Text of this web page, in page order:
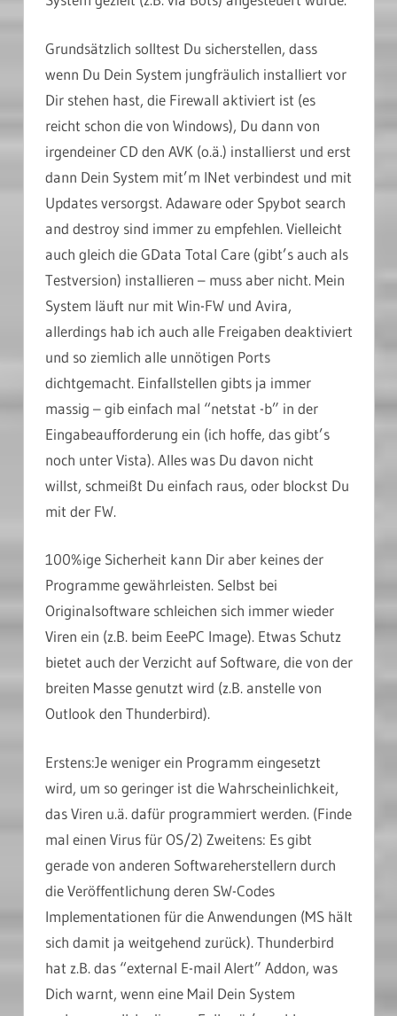
Grundsätzlich solltest Du sicherstellen, dass
wenn Du Dein System jungfräulich installiert vor
Dir stehen hast, die Firewall aktiviert ist (es
reicht schon die von Windows), Du dann von
irgendeiner CD den AVK (o.ä.) installierst und erst
dann Dein System mit’m INet verbindest und mit
Updates versorgst. Adaware oder Spybot search
and destroy sind immer zu empfehlen. Vielleicht
auch gleich die GData Total Care (gibt’s auch als
Testversion) installieren – muss aber nicht. Mein
System läuft nur mit Win-FW und Avira,
allerdings hab ich auch alle Freigaben deaktiviert
und so ziemlich alle unnötigen Ports
dichtgemacht. Einfallstellen gibts ja immer
massig – gib einfach mal “netstat -b” in der
Eingabeaufforderung ein (ich hoffe, das gibt’s
noch unter Vista). Alles was Du davon nicht
willst, schmeißt Du einfach raus, oder blockst Du
mit der FW.
100%ige Sicherheit kann Dir aber keines der
Programme gewährleisten. Selbst bei
Originalsoftware schleichen sich immer wieder
Viren ein (z.B. beim EeePC Image). Etwas Schutz
bietet auch der Verzicht auf Software, die von der
breiten Masse genutzt wird (z.B. anstelle von
Outlook den Thunderbird).
Erstens:Je weniger ein Programm eingesetzt
wird, um so geringer ist die Wahrscheinlichkeit,
das Viren u.ä. dafür programmiert werden. (Finde
mal einen Virus für OS/2) Zweitens: Es gibt
gerade von anderen Softwareherstellern durch
die Veröffentlichung deren SW-Codes
Implementationen für die Anwendungen (MS hält
sich damit ja weitgehend zurück). Thunderbird
hat z.B. das “external E-mail Alert” Addon, was
Dich warnt, wenn eine Mail Dein System